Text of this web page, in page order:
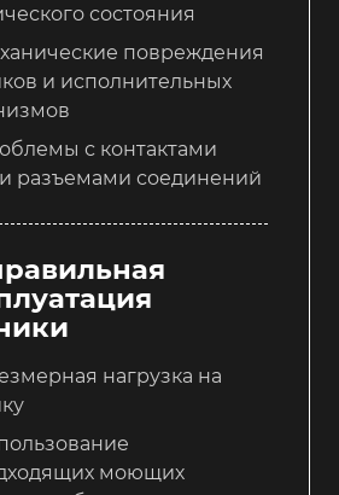
состояния
повреждения
и исполнительных
с контактами
разъемами соединений
нагрузка на
моющих